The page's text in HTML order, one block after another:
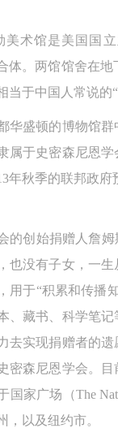
术馆是美国国立
体。两馆馆舍在
当于中国人常说的
华盛顿的博物馆
属于史密森尼恩学
年秋季的联邦政
的创始捐赠人詹姆
也没有子女，一
用于“积累和传播
、藏书、科学笔
去实现捐赠者的
密森尼恩学会。
国家广场（The
，以及纽约市。